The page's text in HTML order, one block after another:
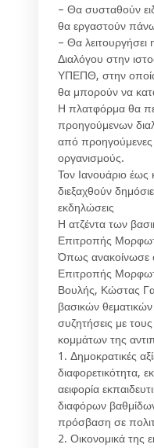
– Θα συσταθούν
θα εργαστούν
– Θα λειτουργήσει
Διαλόγου στην
ΥΠΕΠΘ, στην οποία
θα μπορούν να
Η πλατφόρμα θα
προηγούμενων
από προηγούμενες
οργανισμούς.
Τον Ιανουάριο έως
διεξαχθούν
εκδηλώσεις
Η ατζέντα των
Επιτροπής
Όπως ανακοίνωσε
Επιτροπής
Βουλής, Κώστας
βασικών
συζητήσεις με
κομμάτων της
1. Δημοκρατικές
διαφορετικότητα,
αειφορία
διαφόρων
πρόσβαση σε
2. Οικονομικά της